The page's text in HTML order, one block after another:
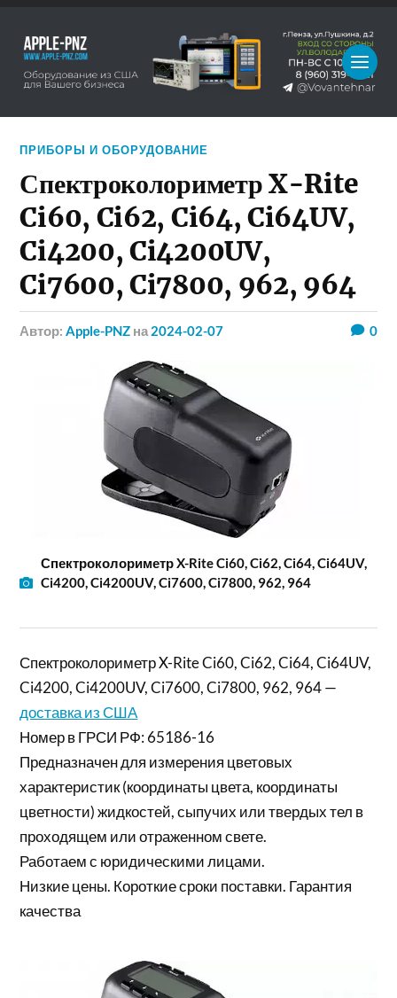
ПРИБОРЫ И ОБОРУДОВАНИЕ
Спектроколориметр X-Rite
Ci60, Ci62, Ci64, Ci64UV,
Ci4200, Ci4200UV,
Ci7600, Ci7800, 962, 964
Автор:Apple-PNZ на 2024-02-07 0
Спектроколориметр X-Rite Ci60, Ci62, Ci64, Ci64UV,
Ci4200, Ci4200UV, Ci7600, Ci7800, 962, 964
Спектроколориметр X-Rite Ci60, Ci62, Ci64, Ci64UV,
Ci4200, Ci4200UV, Ci7600, Ci7800, 962, 964 —
доставка из США
Номер в ГРСИ РФ: 65186-16
Предназначен для измерения цветовых
характеристик (координаты цвета, координаты
цветности) жидкостей, сыпучих или твердых тел в
проходящем или отраженном свете.
Работаем с юридическими лицами.
Низкие цены. Короткие сроки поставки. Гарантия
качества